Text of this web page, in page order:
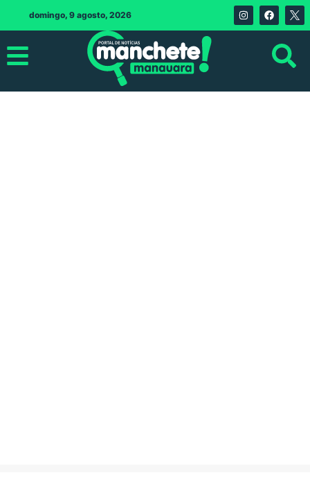
domingo, 9 agosto, 2026